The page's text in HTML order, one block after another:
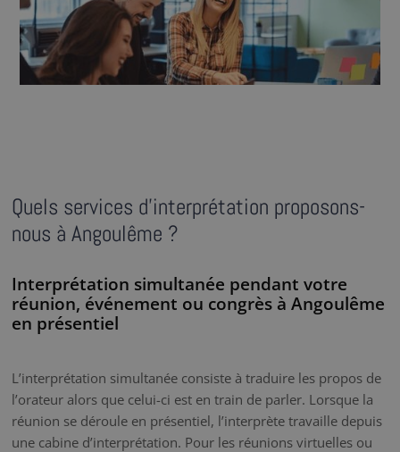
Quels services d’interprétation proposons-
nous à Angoulême ?
Interprétation simultanée pendant votre
réunion, événement ou congrès à Angoulême
en présentiel
L’interprétation simultanée consiste à traduire les propos de
l’orateur alors que celui-ci est en train de parler. Lorsque la
réunion se déroule en présentiel, l’interprète travaille depuis
une cabine d’interprétation. Pour les réunions virtuelles ou